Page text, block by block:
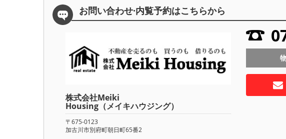
お問い合わせ·内覧予約はこちらから
株式会社Meiki
Housing（メイキハウジング）
〒675-0123
加古川市別府町朝日町65番2